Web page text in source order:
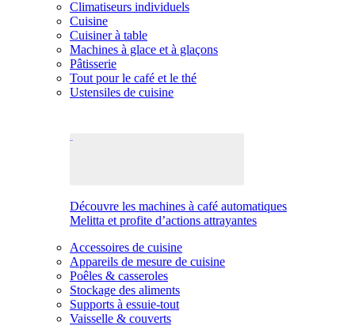
Climatiseurs individuels
Cuisine
Cuisiner à table
Machines à glace et à glaçons
Pâtisserie
Tout pour le café et le thé
Ustensiles de cuisine
Découvre les machines à café automatiques
Melitta et profite d’actions attrayantes
Accessoires de cuisine
Appareils de mesure de cuisine
Poêles & casseroles
Stockage des aliments
Supports à essuie-tout
Vaisselle & couverts